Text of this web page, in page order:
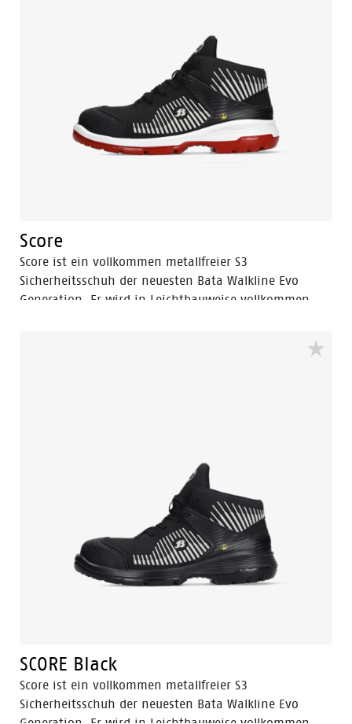
Score
Score ist ein vollkommen metallfreier S3
Sicherheitsschuh der neuesten Bata Walkline Evo
Generation. Er wird in Leichtbauweise vollkommen
SCORE Black
Score ist ein vollkommen metallfreier S3
Sicherheitsschuh der neuesten Bata Walkline Evo